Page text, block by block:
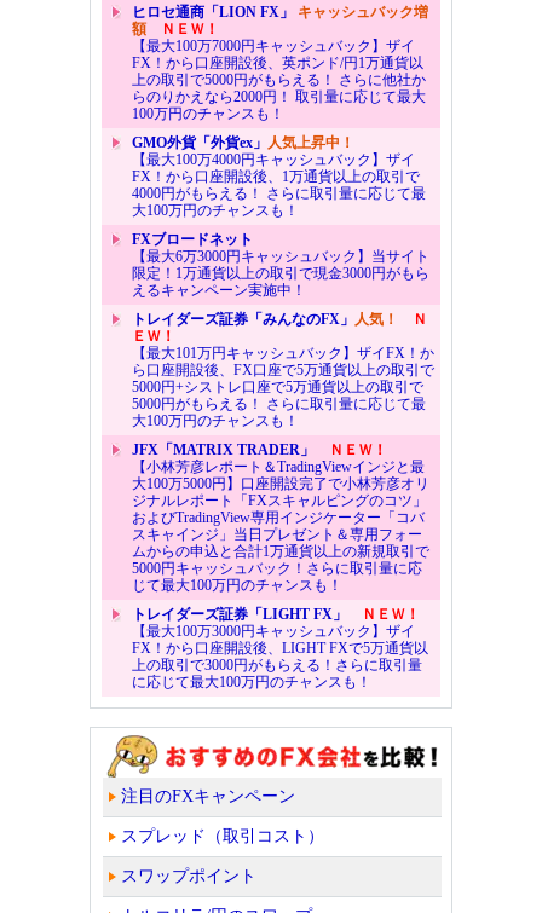
ヒロセ通商「LION FX」 キャッシュバック増
額ＮＥＷ！
【最大100万7000円キャッシュバック】ザイ
FX！から口座開設後、英ポンド/円1万通貨以
上の取引で5000円がもらえる！ さらに他社か
らのりかえなら2000円！ 取引量に応じて最大
100万円のチャンスも！
GMO外貨「外貨ex」 人気上昇中！
【最大100万4000円キャッシュバック】ザイ
FX！から口座開設後、1万通貨以上の取引で
4000円がもらえる！ さらに取引量に応じて最
大100万円のチャンスも！
FXブロードネット
【最大6万3000円キャッシュバック】当サイト
限定！1万通貨以上の取引で現金3000円がもら
えるキャンペーン実施中！
トレイダーズ証券「みんなのFX」 人気！
Ｎ
ＥＷ！
【最大101万円キャッシュバック】ザイFX！か
ら口座開設後、FX口座で5万通貨以上の取引で
5000円+シストレ口座で5万通貨以上の取引で
5000円がもらえる！ さらに取引量に応じて最
大100万円のチャンスも！
JFX「MATRIX TRADER」
ＮＥＷ！
【小林芳彦レポート＆TradingViewインジと最
大100万5000円】口座開設完了で小林芳彦オリ
ジナルレポート「FXスキャルピングのコツ」
およびTradingView専用インジケーター「コバ
スキャインジ」当日プレゼント＆専用フォー
ムからの申込と合計1万通貨以上の新規取引で
5000円キャッシュバック！さらに取引量に応
じて最大100万円のチャンスも！
トレイダーズ証券「LIGHT FX」
ＮＥＷ！
【最大100万3000円キャッシュバック】ザイ
FX！から口座開設後、LIGHT FXで5万通貨以
上の取引で3000円がもらえる！さらに取引量
に応じて最大100万円のチャンスも！
注目のFXキャンペーン
スプレッド（取引コスト）
スワップポイント